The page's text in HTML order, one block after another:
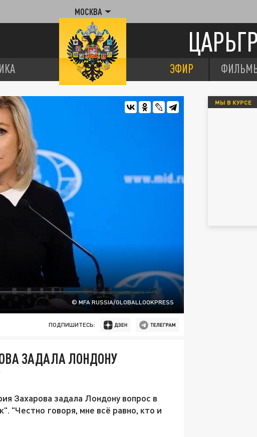
МОСКВА
ЭФИР
© MFA RUSSIA/GLOBALLOOKPRESS
ПОДПИШИТЕСЬ:
ЗАДАЛА ЛОНДОНУ
Захарова задала Лондону вопрос в
"Честно говоря, мне всё равно, кто и
МЫ В КУРСЕ